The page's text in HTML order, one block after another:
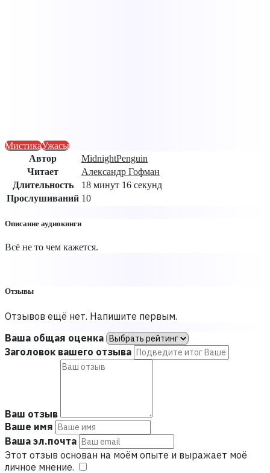
МистикаУжасы
Автор
MidnightPenguin
Читает
Александр Гофман
Длительность
18 минут 16 секунд
Прослушиваний 10
Описание аудиокниги
Всё не то чем кажется.
Отзывы
Отзывов ещё нет. Напишите первым.
Ваша общая оценка
Заголовок вашего отзыва
Ваш отзыв
Ваше имя
Ваша эл.почта
Этот отзыв основан на моём опыте и выражает моё
личное мнение.